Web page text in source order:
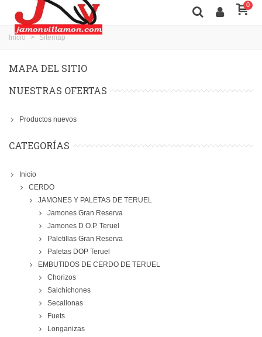
0
Inicio > Sitemap
MAPA DEL SITIO
NUESTRAS OFERTAS
Productos nuevos
CATEGORÍAS
Inicio
CERDO
JAMONES Y PALETAS DE TERUEL
Jamones Gran Reserva
Jamones D O.P. Teruel
Paletillas Gran Reserva
Paletas DOP Teruel
EMBUTIDOS DE CERDO DE TERUEL
Chorizos
Salchichones
Secallonas
Fuets
Longanizas